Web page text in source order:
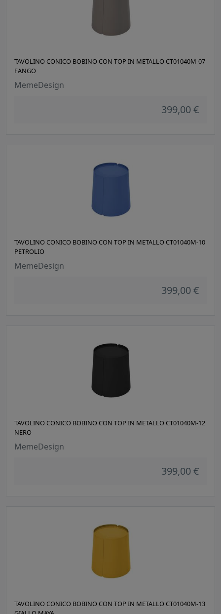
TAVOLINO CONICO BOBINO CON TOP IN METALLO CT01040M-07
FANGO
MemeDesign
399,00 €
TAVOLINO CONICO BOBINO CON TOP IN METALLO CT01040M-10
PETROLIO
MemeDesign
399,00 €
TAVOLINO CONICO BOBINO CON TOP IN METALLO CT01040M-12
NERO
MemeDesign
399,00 €
TAVOLINO CONICO BOBINO CON TOP IN METALLO CT01040M-13